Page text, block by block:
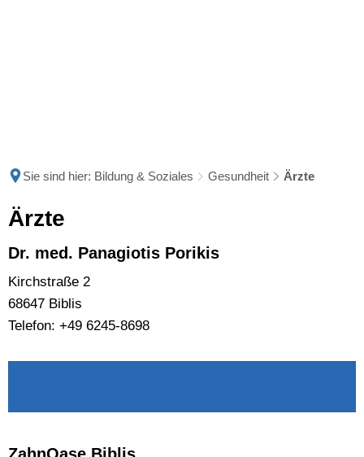
Sie sind hier: Bildung & Soziales Gesundheit Ärzte
Ärzte
Ärzte
Dr. med. Panagiotis Porikis
Kirchstraße 2
68647 Biblis
Telefon: +49 6245-8698
ZahnOase Biblis